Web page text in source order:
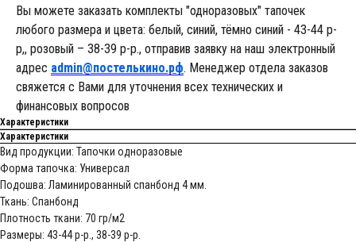
Вы можете заказать комплекты "одноразовых" тапочек
любого размера и цвета: белый, синий, тёмно синий - 43-44 р-
р,, розовый – 38-39 р-р., отправив заявку на наш электронный
адрес admin@постелькино.рф. Менеджер отдела заказов
свяжется с Вами для уточнения всех технических и
финансовых вопросов
Характеристики
Характеристики
Вид продукции: Тапочки одноразовые
Форма тапочка: Универсал
Подошва: Ламинированный спанбонд 4 мм.
Ткань: Спанбонд
Плотность ткани: 70 гр/м2
Размеры: 43-44 р-р., 38-39 р-р.